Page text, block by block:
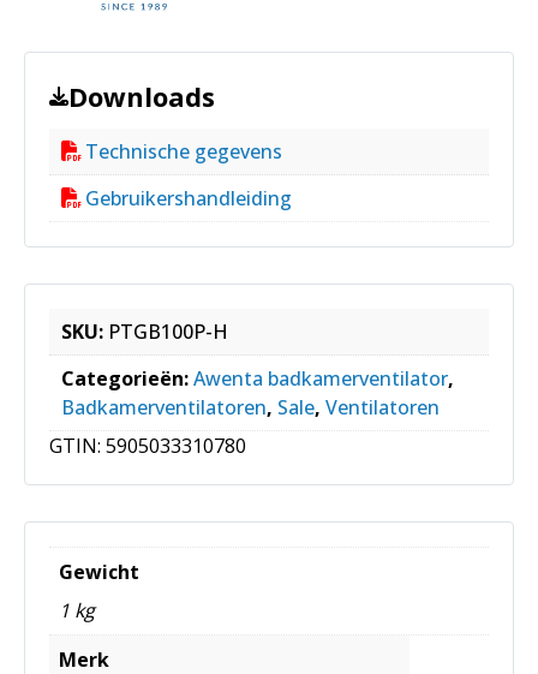
Downloads
Technische gegevens
Gebruikershandleiding
SKU: PTGB100P-H
Categorieën:Awenta badkamerventilator,
Badkamerventilatoren, Sale, Ventilatoren
GTIN: 5905033310780
Gewicht
1 kg
Merk